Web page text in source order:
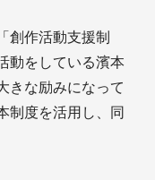
創作活動支援制
動をしている濱本
きな励みになって
制度を活用し、同